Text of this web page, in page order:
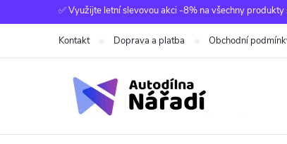
na
✅ Využijte letní slevovou akci -8% na všechny
Kontakt Doprava a platba Obchodní